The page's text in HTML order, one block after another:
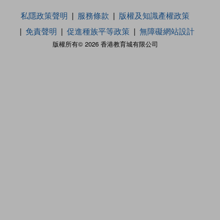
版權所有© 2026 香港教育城有限公司
私隱政策聲明 服務條款
版權及知識產權政策
免責聲明
促進種族平等政策 無障礙網站設計